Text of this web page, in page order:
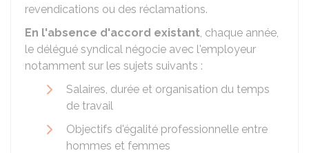
revendications ou des réclamations.
En l'absence d'accord existant, chaque année,
le délégué syndical négocie avec l'employeur
notamment sur les sujets suivants :
Salaires, durée et organisation du temps
de travail
Objectifs d'égalité professionnelle entre
hommes et femmes